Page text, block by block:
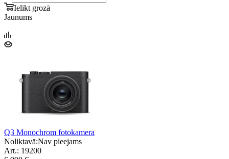
Ielikt grozā
Jaunums
Q3 Monochrom fotokamera
Noliktavā:Nav pieejams
Art.: 19200